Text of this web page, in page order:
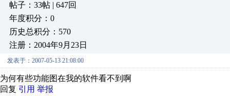
帖子：33帖 | 647回
年度积分：0
历史总积分：570
注册：2004年9月23日
发表于：2007-05-13 21:08:00
为何有些功能图在我的软件看不到啊
回复 引用 举报